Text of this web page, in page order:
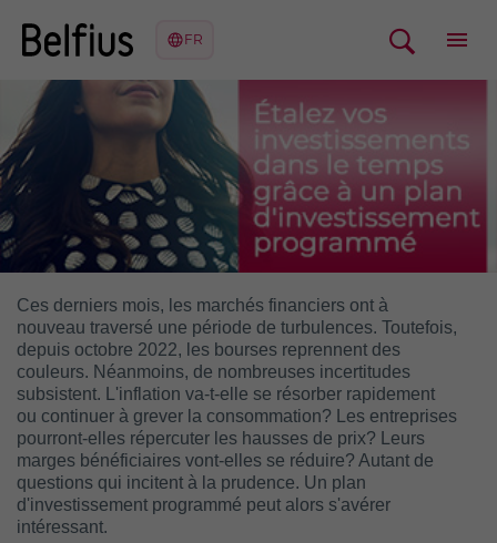
Ces derniers mois, les marchés financiers ont à
nouveau traversé une période de turbulences. Toutefois,
depuis octobre 2022, les bourses reprennent des
couleurs. Néanmoins, de nombreuses incertitudes
subsistent. L'inflation va-t-elle se résorber rapidement
ou continuer à grever la consommation? Les entreprises
pourront-elles répercuter les hausses de prix? Leurs
marges bénéficiaires vont-elles se réduire? Autant de
questions qui incitent à la prudence. Un plan
d'investissement programmé peut alors s'avérer
intéressant.